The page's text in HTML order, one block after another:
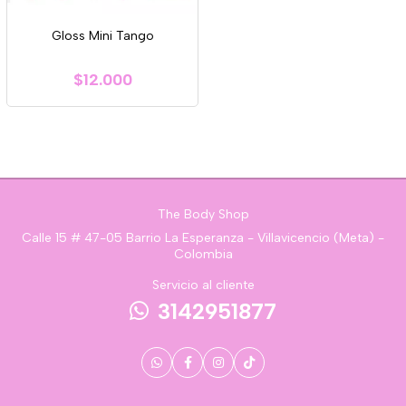
Gloss Mini Tango
$12.000
The Body Shop
Calle 15 # 47-05 Barrio La Esperanza - Villavicencio (Meta) -
Colombia
Servicio al cliente
3142951877